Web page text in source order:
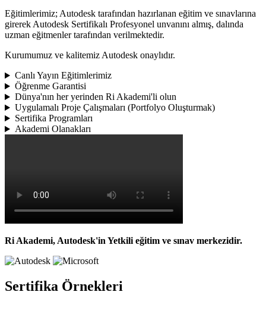
Eğitimlerimiz; Autodesk tarafından hazırlanan eğitim ve sınavlarına
girerek Autodesk Sertifikalı Profesyonel unvanını almış, dalında
uzman eğitmenler tarafından verilmektedir.
Kurumumuz ve kalitemiz Autodesk onaylıdır.
Canlı Yayın Eğitimlerimiz
Öğrenme Garantisi
Dünya'nın her yerinden Ri Akademi'li olun
Uygulamalı Proje Çalışmaları (Portfolyo Oluşturmak)
Sertifika Programları
Akademi Olanakları
Ri Akademi, Autodesk'in Yetkili eğitim ve sınav merkezidir.
Sertifika Örnekleri